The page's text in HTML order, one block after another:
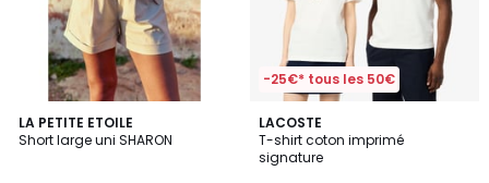
LA PETITE ETOILE
Short large uni SHARON
-25€* tous les 50€
LACOSTE
T-shirt coton imprimé
signature
2
Couleurs